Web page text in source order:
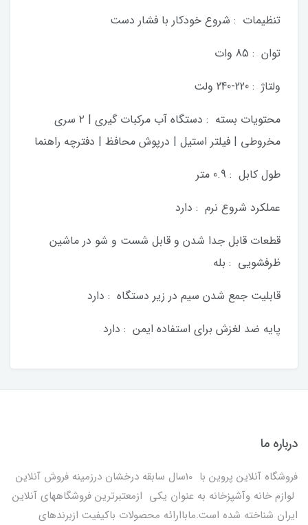
تنظیمات : شروع خودکار با فشار دست
توان : 85 وات
ولتاژ : 220-240 ولت
محتویات بسته : دستگاه آب مرکبات گیری | ۲ سری
مخروطی | فیلتر استیل | درپوش محافظ | دفترچه راهنما
طول کابل : 0.9 متر
عملکرد شروع نرم : دارد
قطعات قابل جدا شدن و قابل شست و شو در ماشین
ظرفشویی : بله
قابلیت جمع شدن سیم در زیر دستگاه : دارد
پایه ضد لغزش برای استفاده ایمن : دارد
درباره ما
فروشگاه آنلاین پروین با 10سال سابقه درخشان درزمینه فروش آنلاین
لوازم خانه وآشپزخانه به عنوان یکی ازمعتبرترین فروشگاههای آنلاین
ایران شناخته شده است.ماباارائه محصولات باکیفیت ازبرندهای